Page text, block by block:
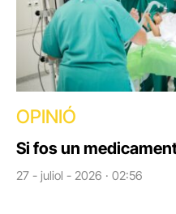
OPINIÓ
Si fos un
27 - juliol - 2026 · 02:56